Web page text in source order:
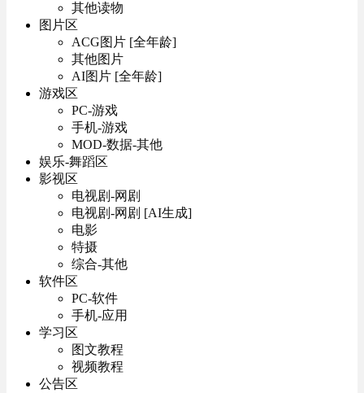
其他读物
图片区
ACG图片 [全年龄]
其他图片
AI图片 [全年龄]
游戏区
PC-游戏
手机-游戏
MOD-数据-其他
娱乐-舞蹈区
影视区
电视剧-网剧
电视剧-网剧 [AI生成]
电影
特摄
综合-其他
软件区
PC-软件
手机-应用
学习区
图文教程
视频教程
公告区